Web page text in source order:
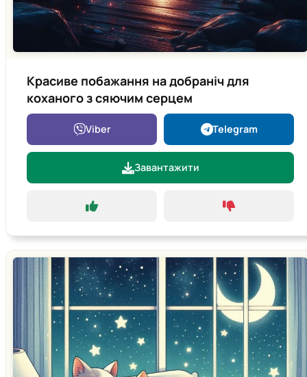
Красиве побажання на добраніч для
коханого з сяючим серцем
Viber Telegram
Завантажити